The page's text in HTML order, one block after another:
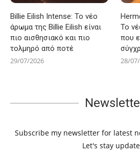
Billie Eilish Intense: Το νέο
άρωμα της Billie Eilish είναι
πιο αισθησιακό και πιο
τολμηρό από ποτέ
29/07/2026
Το
που
28/
Subscribe my newsletter for latest
Let's stay